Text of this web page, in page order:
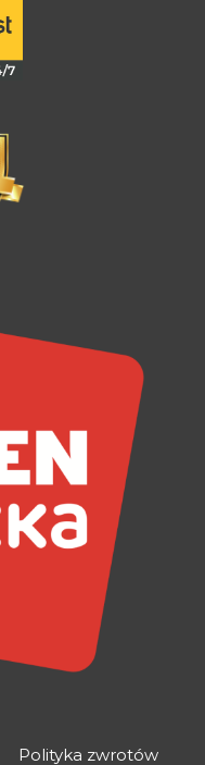
Polityka zwrotów